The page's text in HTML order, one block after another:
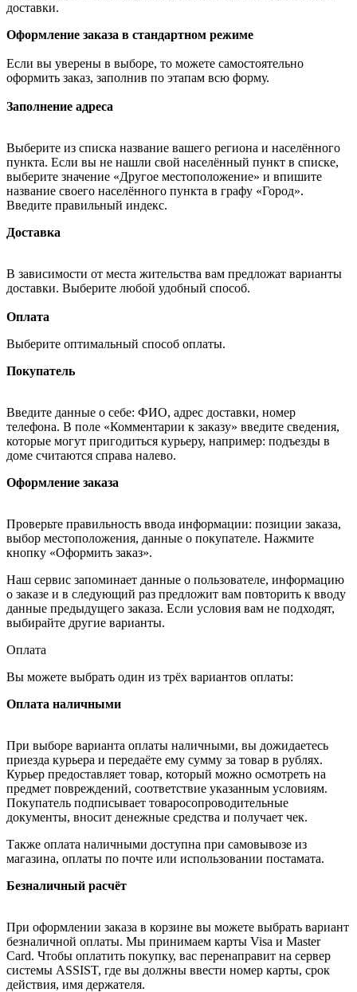
доставки.
Оформление заказа в стандартном режиме
Если вы уверены в выборе, то можете самостоятельно
оформить заказ, заполнив по этапам всю форму.
Заполнение адреса
Выберите из списка название вашего региона и населённого
пункта. Если вы не нашли свой населённый пункт в списке,
выберите значение «Другое местоположение» и впишите
название своего населённого пункта в графу «Город».
Введите правильный индекс.
Доставка
В зависимости от места жительства вам предложат варианты
доставки. Выберите любой удобный способ.
Оплата
Выберите оптимальный способ оплаты.
Покупатель
Введите данные о себе: ФИО, адрес доставки, номер
телефона. В поле «Комментарии к заказу» введите сведения,
которые могут пригодиться курьеру, например: подъезды в
доме считаются справа налево.
Оформление заказа
Проверьте правильность ввода информации: позиции заказа,
выбор местоположения, данные о покупателе. Нажмите
кнопку «Оформить заказ».
Наш сервис запоминает данные о пользователе, информацию
о заказе и в следующий раз предложит вам повторить к вводу
данные предыдущего заказа. Если условия вам не подходят,
выбирайте другие варианты.
Оплата
Вы можете выбрать один из трёх вариантов оплаты:
Оплата наличными
При выборе варианта оплаты наличными, вы дожидаетесь
приезда курьера и передаёте ему сумму за товар в рублях.
Курьер предоставляет товар, который можно осмотреть на
предмет повреждений, соответствие указанным условиям.
Покупатель подписывает товаросопроводительные
документы, вносит денежные средства и получает чек.
Также оплата наличными доступна при самовывозе из
магазина, оплаты по почте или использовании постамата.
Безналичный расчёт
При оформлении заказа в корзине вы можете выбрать вариант
безналичной оплаты. Мы принимаем карты Visa и Master
Card. Чтобы оплатить покупку, вас перенаправит на сервер
системы ASSIST, где вы должны ввести номер карты, срок
действия, имя держателя.